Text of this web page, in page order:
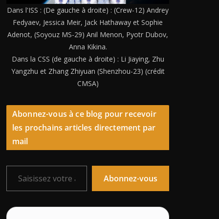
Dans l'ISS : (De gauche à droite) : (Crew-12) Andrey
Fedyaev, Jessica Meir, Jack Hathaway et Sophie
Adenot, (Soyouz MS-29) Anil Menon, Pyotr Dubov,
Anna Kikina.
Dans la CSS (de gauche à droite) : Li Jiaying, Zhu
Yangzhu et Zhang Zhiyuan (Shenzhou-23) (crédit
CMSA)
Abonnez-vous à ce blog pour recevoir
les prochains articles directement par
mail
Saisissez votre adresse e-mail…
Abonnez-vous